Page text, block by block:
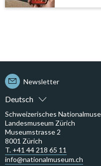
Deutsch
Newsletter
Schweizerisches
Landesmuseum Zürich
Museumstrasse 2
8001 Zürich
T. +41 44 218 65 11
info@nationalmuseum.ch